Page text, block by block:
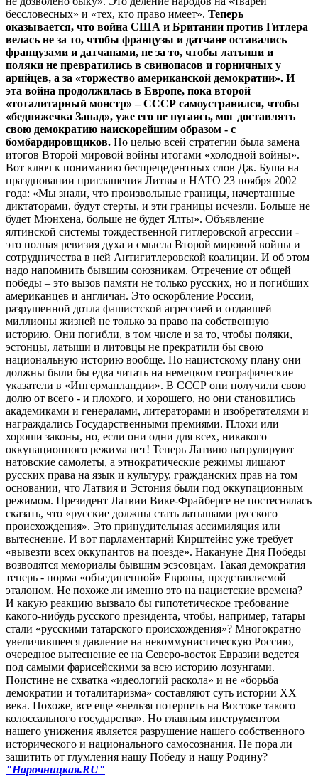
бессловесных» и «тех, кто право имеет». Теперь
оказывается, что война США и Британии против Гитлера
велась не за то, чтобы французы и датчане оставались
французами и датчанами, не за то, чтобы латыши и
поляки не превратились в свинопасов и горничных у
арийцев, а за «торжество американской демократии». И
эта война продолжилась в Европе, пока второй
«тоталитарный монстр» – СССР самоустранился, чтобы
«бедняжечка Запад», уже его не пугаясь, мог доставлять
свою демократию наискорейшим образом - с
бомбардировщиков. Но целью всей стратегии была замена
итогов Второй мировой войны итогами «холодной войны».
Вот ключ к пониманию беспрецедентных слов Дж. Буша на
праздновании приглашения Литвы в НАТО 23 ноября 2002
года: «Мы знали, что произвольные границы, начертанные
диктаторами, будут стерты, и эти границы исчезли. Больше не
будет Мюнхена, больше не будет Ялты». Объявление
ялтинской системы тождественной гитлеровской агрессии -
это полная ревизия духа и смысла Второй мировой войны и
сотрудничества в ней Антигитлеровской коалиции. И об этом
надо напомнить бывшим союзникам. Отречение от общей
победы – это вызов памяти не только русских, но и погибших
американцев и англичан. Это оскорбление России,
разрушенной дотла фашистской агрессией и отдавшей
миллионы жизней не только за право на собственную
историю. Они погибли, в том числе и за то, чтобы поляки,
эстонцы, латыши и литовцы не прекратили бы свою
национальную историю вообще. По нацистскому плану они
должны были бы едва читать на немецком географические
указатели в «Ингерманландии». В СССР они получили свою
долю от всего - и плохого, и хорошего, но они становились
академиками и генералами, литераторами и изобретателями и
награждались Государственными премиями. Плохи или
хороши законы, но, если они одни для всех, никакого
оккупационного режима нет! Теперь Латвию патрулируют
натовские самолеты, а этнократические режимы лишают
русских права на язык и культуру, гражданских прав на том
основании, что Латвия и Эстония были под оккупационным
режимом. Президент Латвии Вике-Фрайберге не постеснялась
сказать, что «русские должны стать латышами русского
происхождения». Это принудительная ассимиляция или
вытеснение. И вот парламентарий Кирштейнс уже требует
«вывезти всех оккупантов на поезде». Накануне Дня Победы
возводятся мемориалы бывшим эсэсовцам. Такая демократия
теперь - норма «объединенной» Европы, представляемой
эталоном. Не похоже ли именно это на нацистские времена?
И какую реакцию вызвало бы гипотетическое требование
какого-нибудь русского президента, чтобы, например, татары
стали «русскими татарского происхождения»? Многократно
увеличившееся давление на некоммунистическую Россию,
очередное вытеснение ее на Северо-восток Евразии ведется
под самыми фарисейскими за всю историю лозунгами.
Поистине не схватка «идеологий раскола» и не «борьба
демократии и тоталитаризма» составляют суть истории ХХ
века. Похоже, все еще «нельзя потерпеть на Востоке такого
колоссального государства». Но главным инструментом
нашего унижения является разрушение нашего собственного
исторического и национального самосознания. Не пора ли
защитить от глумления нашу Победу и нашу Родину?
"Нарочницкая.RU"